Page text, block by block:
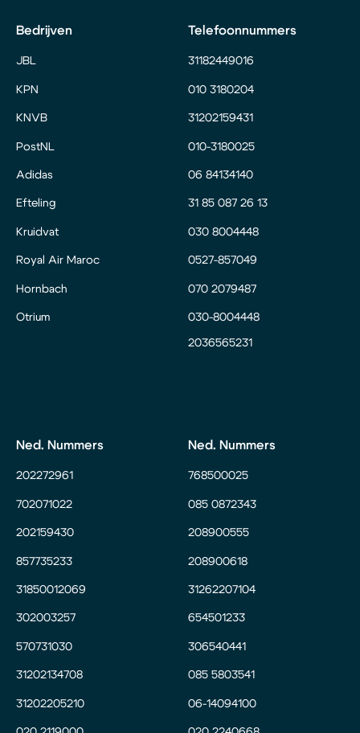
Bedrijven
JBL
KPN
KNVB
PostNL
Adidas
Efteling
Kruidvat
Royal Air Maroc
Hornbach
Otrium
Telefoonnummers
31182449016
010 3180204
31202159431
010-3180025
06 84134140
31 85 087 26 13
030 8004448
0527-857049
070 2079487
030-8004448
2036565231
Ned. Nummers
202272961
702071022
202159430
857735233
31850012069
302003257
570731030
31202134708
31202205210
Ned. Nummers
768500025
085 0872343
208900555
208900618
31262207104
654501233
306540441
085 5803541
06-14094100